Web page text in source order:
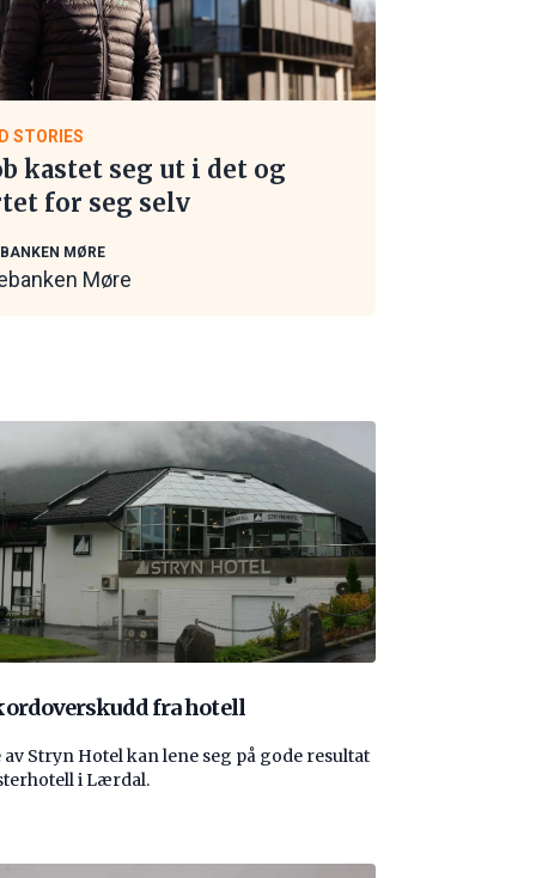
STORIES
kastet seg ut i det og
for seg selv
MØRE
Møre
fra hotell
av Stryn Hotel kan lene seg på gode resultat
i Lærdal.